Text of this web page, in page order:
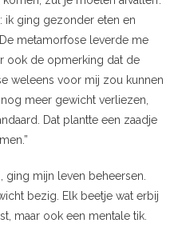
ik ging gezonder eten en
metamorfose leverde me
ook de opmerking dat de
weleens voor mij zou kunnen
meer gewicht verliezen,
Dat plantte een zaadje
ging mijn leven beheersen.
bezig. Elk beetje wat erbij
maar ook een mentale tik.